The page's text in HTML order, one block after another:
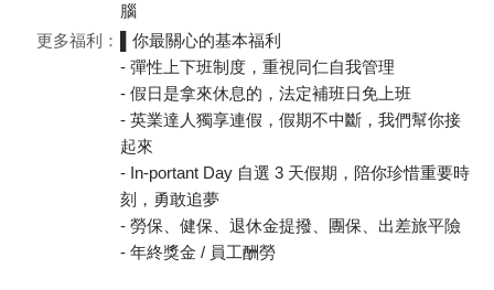
腦
更多福利：
▌你最關心的基本福利
- 彈性上下班制度，重視同仁自我管理
- 假日是拿來休息的，法定補班日免上班
- 英業達人獨享連假，假期不中斷，我們幫你接
起來
- In-portant Day 自選 3 天假期，陪你珍惜重要時
刻，勇敢追夢
- 勞保、健保、退休金提撥、團保、出差旅平險
- 年終獎金 / 員工酬勞